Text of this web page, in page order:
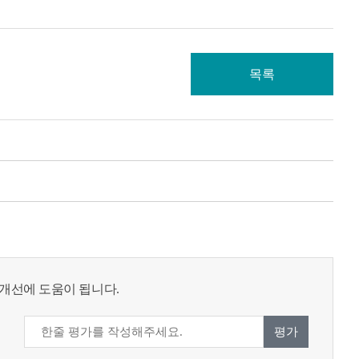
목록
선에 도움이 됩니다.
평가